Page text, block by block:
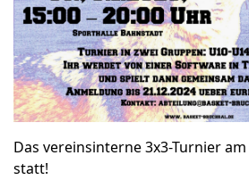
Das vereinsinterne 3x3-Turnier am
statt!